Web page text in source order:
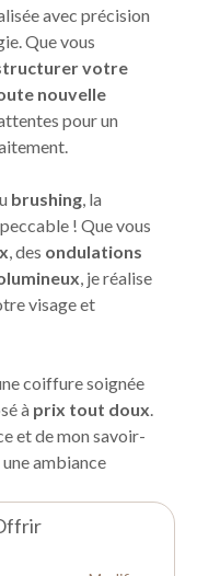
avec précision
Que vous
votre
nouvelle
pour un
brushing, la
! Que vous
, des ondulations
, je réalise
visage et
coiffure soignée
à prix tout doux.
et de mon savoir-
ambiance